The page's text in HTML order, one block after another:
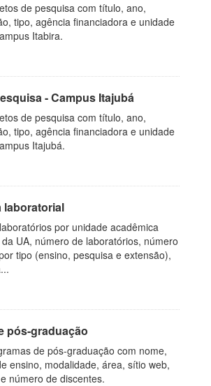
de pesquisa com título, ano,
tipo, agência financiadora e unidade
Itabira.
- Campus Itajubá
de pesquisa com título, ano,
tipo, agência financiadora e unidade
Itajubá.
laboratorial
por unidade acadêmica
UA, número de laboratórios, número
tipo (ensino, pesquisa e extensão),
pós-graduação
de pós-graduação com nome,
ensino, modalidade, área, sítio web,
número de discentes.